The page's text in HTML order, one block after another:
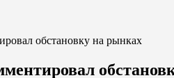
обстановку на рынках